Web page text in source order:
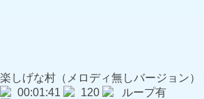
楽しげな村（メロディ無しバージョン）
00:01:41
120
ループ有